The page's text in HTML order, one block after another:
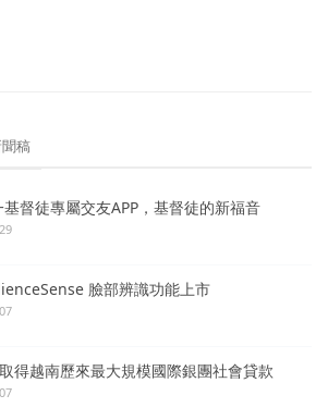
稿
基督徒專屬交友APP，基督徒的新福音
臉部辨識功能上市
得越南歷來最大規模國際銀團社會貸款